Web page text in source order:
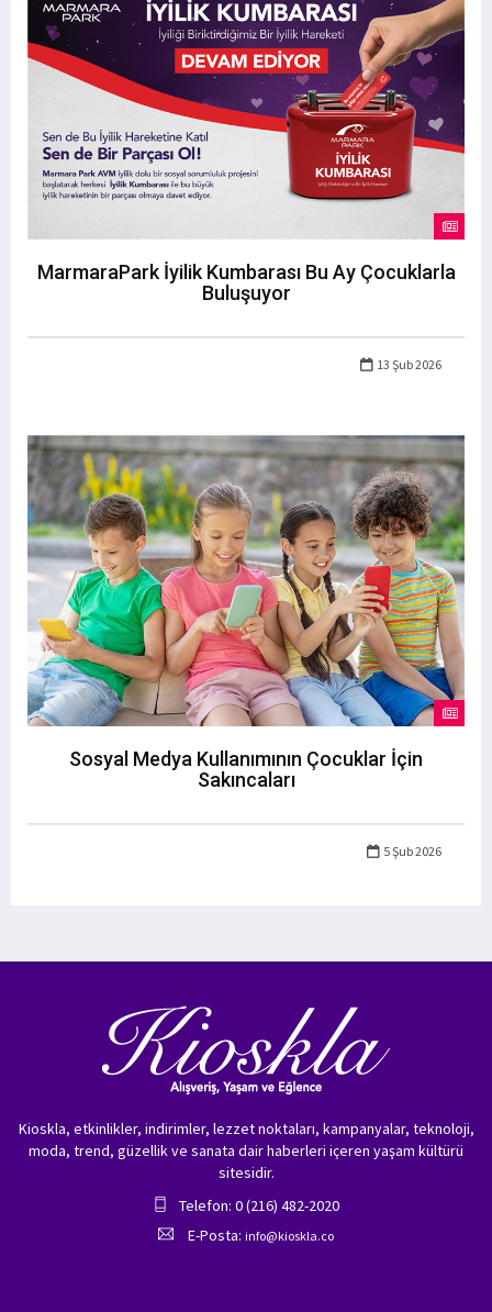
MarmaraPark İyilik Kumbarası Bu Ay Çocuklarla
Buluşuyor
13 Şub 2026
Sosyal Medya Kullanımının Çocuklar İçin
Sakıncaları
5 Şub 2026
Kioskla, etkinlikler, indirimler, lezzet noktaları, kampanyalar, teknoloji,
moda, trend, güzellik ve sanata dair haberleri içeren yaşam kültürü
sitesidir.
Telefon: 0 (216) 482-2020
E-Posta: info@kioskla.co